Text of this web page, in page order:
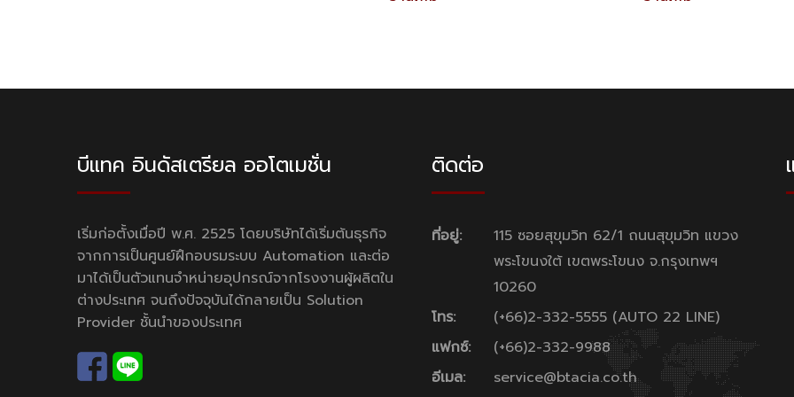
บีแทค อินดัสเตรียล ออโตเมชั่น
เริ่มก่อตั้งเมื่อปี พ.ศ. 2525 โดยบริษัทได้เริ่มต้นธุรกิจ
จากการเป็นศูนย์ฝึกอบรมระบบ Automation และต่อ
มาได้เป็นตัวแทนจำหน่ายอุปกรณ์จากโรงงานผู้ผลิตใน
ต่างประเทศ จนถึงปัจจุบันได้กลายเป็น Solution
Provider ชั้นนำของประเทศ
ติดต่อ
ที่อยู่:
115 ซอยสุขุมวิท 62/1 ถนนสุขุมวิท แขวง
พระโขนงใต้ เขตพระโขนง จ.กรุงเทพฯ
10260
โทร:
(+66)2-332-5555 (AUTO 22 LINE)
แฟกซ์:
(+66)2-332-9988
อีเมล:
service@btacia.co.th